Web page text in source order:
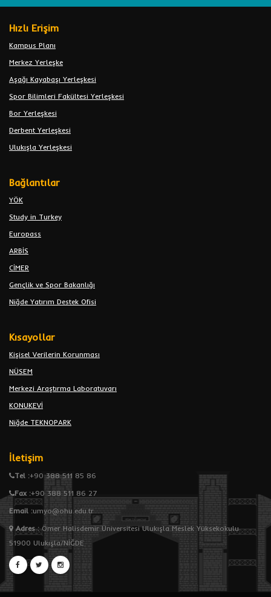
Hızlı Erişim
Kampus Planı
Merkez Yerleşke
Aşağı Kayabaşı Yerleşkesi
Spor Bilimleri Fakültesi Yerleşkesi
Bor Yerleşkesi
Derbent Yerleşkesi
Ulukışla Yerleşkesi
Bağlantılar
YÖK
Study in Turkey
Europass
ARBİS
CİMER
Gençlik ve Spor Bakanlığı
Niğde Yatırım Destek Ofisi
Kısayollar
Kişisel Verilerin Korunması
NÜSEM
Merkezi Araştırma Laboratuvarı
KONUKEVİ
Niğde TEKNOPARK
İletişim
Tel :+90 388 511 85 86
Fax :+90 388 511 86 27
Email :umyo@ohu.edu.tr
Adres:Ömer Halisdemir Üniversitesi Ulukışla Meslek Yüksekokulu
51900 Ulukışla/NİĞDE